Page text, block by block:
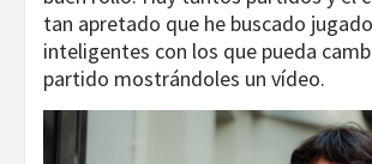
tan apretado que he buscado
inteligentes con los que pueda
partido mostrándoles un vídeo.